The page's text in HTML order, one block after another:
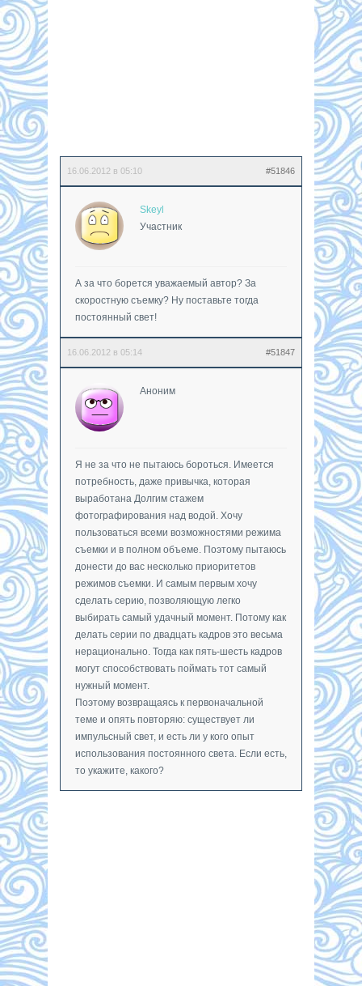
16.06.2012 в 05:10 #51846
Skeyl
Участник
А за что борется уважаемый автор? За
скоростную съемку? Ну поставьте тогда
постоянный свет!
16.06.2012 в 05:14 #51847
Аноним
Я не за что не пытаюсь бороться. Имеется
потребность, даже привычка, которая
выработана Долгим стажем
фотографирования над водой. Хочу
пользоваться всеми возможностями режима
съемки и в полном объеме. Поэтому пытаюсь
донести до вас несколько приоритетов
режимов съемки. И самым первым хочу
сделать серию, позволяющую легко
выбирать самый удачный момент. Потому как
делать серии по двадцать кадров это весьма
нерационально. Тогда как пять-шесть кадров
могут способствовать поймать тот самый
нужный момент.
Поэтому возвращаясь к первоначальной
теме и опять повторяю: существует ли
импульсный свет, и есть ли у кого опыт
использования постоянного света. Если есть,
то укажите, какого?